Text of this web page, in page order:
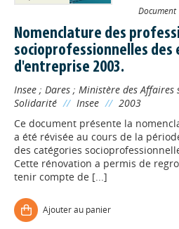
Document
Nomenclature des
socioprofessionnelles des
d'entreprise 2003.
Insee ; Dares ; Ministère des Affaires
Solidarité // Insee // 2003
Ce document présente la
a été révisée au cours de la
des catégories
Cette rénovation a permis de
tenir compte de [...]
Ajouter au panier